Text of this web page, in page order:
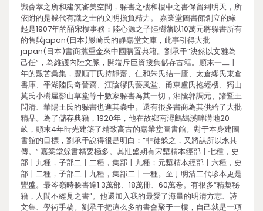
識薈萃之所和建筑審美空間，躲書之樓和樓中之書保留到明天，所
依附的是幾代有識之士的文明擔負精力。 嘉業堂圖書館創立的緣
起是1907年的皕宋樓事務：陸心源之子陸樹藩以10萬元將躲書所有
的售與japan(日本)巖崎氏的靜嘉堂文庫，此事引得大批
japan(日本)書商攜重金來中國購置典籍。劉承干“決然以文雅為
己任”，為維護內陸文脈，開端斥巨資搜集儲存古籍。顛末一二十
年的艱苦彙集，豐順丁氏持靜齋、仁和朱氏結一廬、太倉繆氏東倉
書庫、平湖陸氏奇晉齋、江陰繆氏藝風堂、甬東盧氏抱經樓、獨山
莫氏小樹屋影山草堂等十數家躲書為其一切，湘陰郭調元、諸暨王
問清、華陽王氏的躲書也進其囊中。還有很多書商為其供給了大批
精品。為了儲存典籍，1920年，他在故鄉南潯鷓鴣溪畔購地20
畝，顛末4年時光建築了精致高古的嘉業堂圖書館。對于本身建圖
書館的目標，劉承干說得很是明白：“非徒躲之，又將謀所以永其
傳。” 嘉業堂躲書精要極多。其壯盛期有宋槧精本經部十七種，史
部十九種，子部二十二種，集部十九種；元槧精本經部十六種，史
部十二種，子部二十九種，集部二十一種。至于明清二代珍本更是
豐盛。最岑嶺時躲書達1.3萬部、18萬冊、60萬卷。有很多“精槧秘
籍，人間不經見之書”。他還加入我的最愛了海量的明清方志、詩
文集、學術手稿。劉承干把這么多的書會聚于一樓，自己就是一項